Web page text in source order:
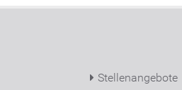
Stellenangebote